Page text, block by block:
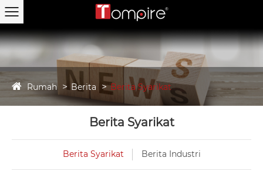
Rumah Berita Berita Syarikat
Berita Syarikat
Berita Syarikat Berita Industri